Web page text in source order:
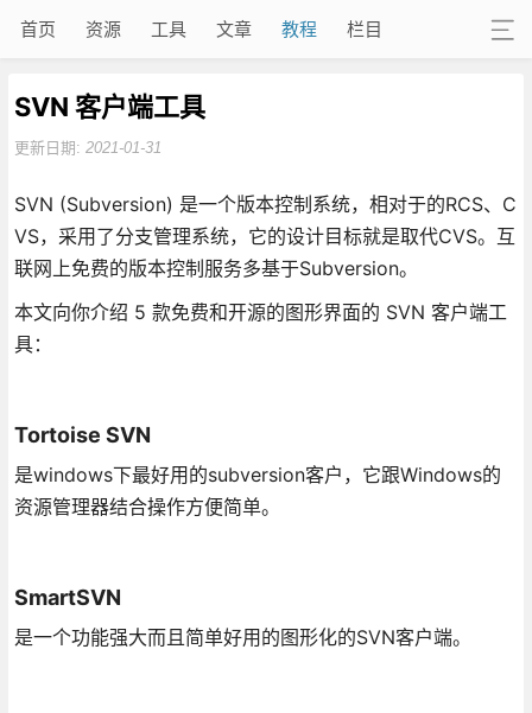
首页 资源 工具 文章 教程 栏目
SVN 客户端工具
更新日期: 2021-01-31
SVN (Subversion) 是一个版本控制系统，相对于的RCS、C
VS，采用了分支管理系统，它的设计目标就是取代CVS。互
联网上免费的版本控制服务多基于Subversion。
本文向你介绍 5 款免费和开源的图形界面的 SVN 客户端工
具：
Tortoise SVN
是windows下最好用的subversion客户，它跟Windows的
资源管理器结合操作方便简单。
SmartSVN
是一个功能强大而且简单好用的图形化的SVN客户端。